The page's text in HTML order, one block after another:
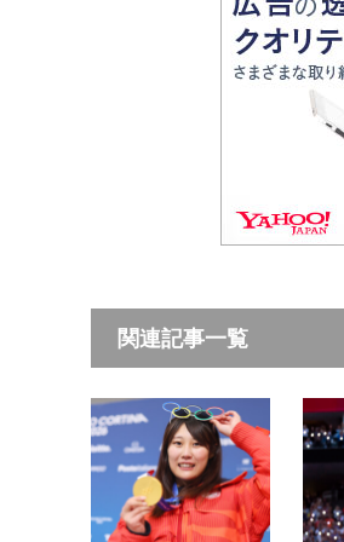
関連記事一覧